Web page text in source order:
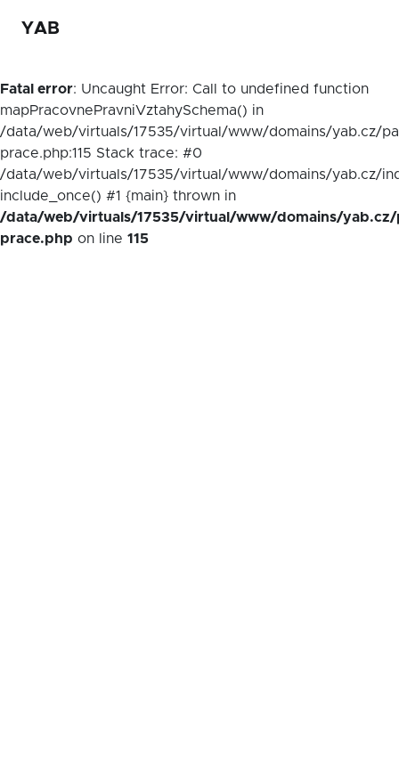
YAB
Fatal error: Uncaught Error: Call to undefined function
mapPracovnePravniVztahySchema() in
/data/web/virtuals/17535/virtual/www/domains/yab.cz/
prace.php:115 Stack trace: #0
/data/web/virtuals/17535/virtual/www/domains/yab.cz/
include_once() #1 {main} thrown in
/data/web/virtuals/17535/virtual/www/domains/yab.cz/
prace.php on line 115